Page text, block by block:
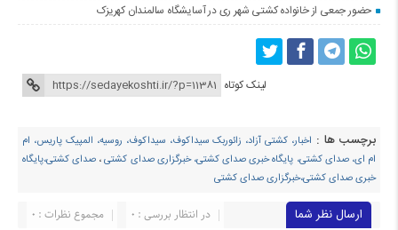
حضور جمعی از خانواده کشتی شهر ری در آسایشگاه سالمندان کهریزک
لینک کوتاه
برچسب ها : اخبار، کشتی آزاد، زائوربک سیداکوف، سیداکوف، روسیه، المپیک پاریس، ام
ام ای، صدای کشتی، پایگاه خبری صدای کشتی، خبرگزاری صدای کشتی، صدای کشتی،پایگاه
خبری صدای کشتی،خبرگزاری صدای کشتی
ارسال نظر شما مجموع نظرات : 0
در انتظار بررسی : 0